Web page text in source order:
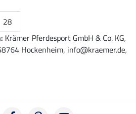
28
Krämer Pferdesport GmbH & Co. KG,
Hockenheim, info@kraemer.de,